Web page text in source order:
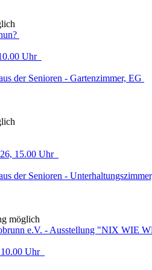
Uhr
der Senioren - Gartenzimmer, EG
15.00 Uhr
der Senioren -
möglich
e.V. - Ausstellung "NIX WIE
Uhr